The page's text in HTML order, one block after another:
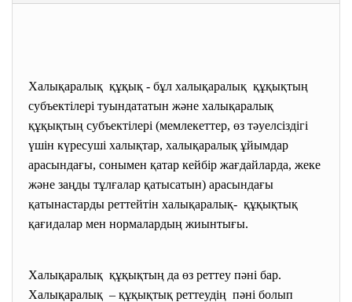
Халықаралық құқық - бұл халықаралық құқықтың
субъектілері туындататын және халықаралық
құқықтың субъектілері (мемлекеттер, өз тәуелсіздігі
үшін күресуші халықтар, халықаралық ұйымдар
арасындағы, сонымен қатар кейбір жағдайларда, жеке
және заңды тұлғалар қатысатын) арасындағы
қатынастарды реттейтін халықаралық- құқықтық
қағидалар мен нормалардың жиынтығы.
Халықаралық құқықтың да өз реттеу пәні бар.
Халықаралық – құқықтық реттеудің пәні болып